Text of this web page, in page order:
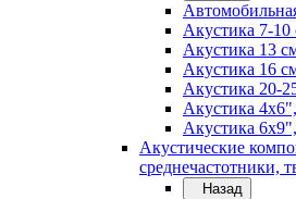
Акустика 7-10
Акустика 13
Акустика 16
Акустика 20-
Акустика
Акустика
Акустические
среднечастотники,
Назад